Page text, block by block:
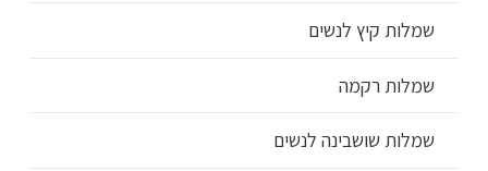
שמלות קיץ לנשים
שמלות רקמה
שמלות שושבינה לנשים